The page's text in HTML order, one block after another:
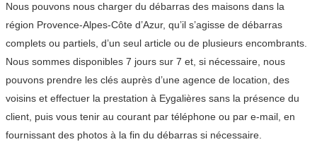
Nous pouvons nous charger du débarras des maisons dans la
région Provence-Alpes-Côte d’Azur, qu’il s’agisse de débarras
complets ou partiels, d’un seul article ou de plusieurs encombrants.
Nous sommes disponibles 7 jours sur 7 et, si nécessaire, nous
pouvons prendre les clés auprès d’une agence de location, des
voisins et effectuer la prestation à Eygalières sans la présence du
client, puis vous tenir au courant par téléphone ou par e-mail, en
fournissant des photos à la fin du débarras si nécessaire.